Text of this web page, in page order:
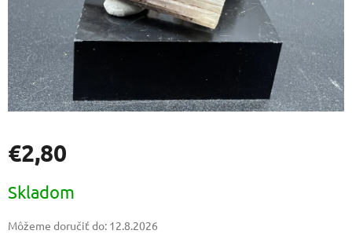
€2,80
cena:
Skladom
Môžeme doručiť do: 12.8.2026